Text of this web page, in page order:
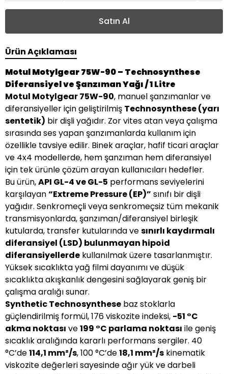
Satın Al
Ürün Açıklaması
Motul Motylgear 75W-90 – Technosynthese
Diferansiyel ve Şanzıman Yağı / 1 Litre
Motul Motylgear 75W-90, manuel şanzımanlar ve
diferansiyeller için geliştirilmiş Technosynthese (yarı
sentetik) bir dişli yağıdır. Zor vites atan veya çalışma
sırasında ses yapan şanzımanlarda kullanım için
özellikle tavsiye edilir. Binek araçlar, hafif ticari araçlar
ve 4x4 modellerde, hem şanzıman hem diferansiyel
için tek ürünle çözüm arayan kullanıcıları hedefler.
Bu ürün,API GL-4 ve GL-5 performans seviyelerini
karşılayan“Extreme Pressure (EP)” sınıfı bir dişli
yağıdır. Senkromeçli veya senkromeçsiz tüm mekanik
transmisyonlarda, şanzıman/diferansiyel birleşik
kutularda, transfer kutularında vesınırlı kaydırmalı
diferansiyel (LSD) bulunmayan hipoid
diferansiyellerde kullanılmak üzere tasarlanmıştır.
Yüksek sıcaklıkta yağ filmi dayanımı ve düşük
sıcaklıkta akışkanlık dengesini sağlayarak geniş bir
çalışma aralığı sunar.
Synthetic Technosynthese baz stoklarla
güçlendirilmiş formül, 176 viskozite indeksi, -51 °C
akma noktası ve199 °C parlama noktası ile geniş
sıcaklık aralığında kararlı performans sergiler. 40
°C’de114,1 mm²/s, 100 °C’de18,1 mm²/s kinematik
viskozite değerleri sayesinde ağır yük ve darbeli